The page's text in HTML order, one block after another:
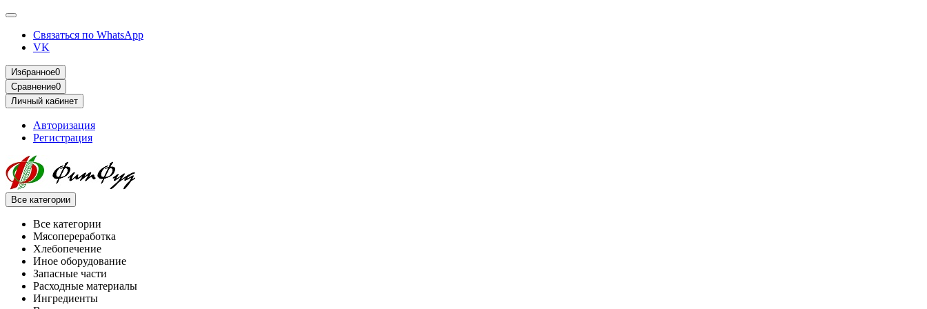
Связаться по WhatsApp
VK
Избранное0
Сравнение0
Личный кабинет
Авторизация
Регистрация
Все категории
Все категории
Мясопереработка
Хлебопечение
Иное оборудование
Запасные части
Расходные материалы
Ингредиенты